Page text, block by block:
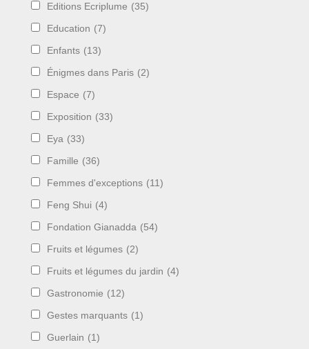
Editions Ecriplume (35)
Education (7)
Enfants (13)
Énigmes dans Paris (2)
Espace (7)
Exposition (33)
Eya (33)
Famille (36)
Femmes d'exceptions (11)
Feng Shui (4)
Fondation Gianadda (54)
Fruits et légumes (2)
Fruits et légumes du jardin (4)
Gastronomie (12)
Gestes marquants (1)
Guerlain (1)